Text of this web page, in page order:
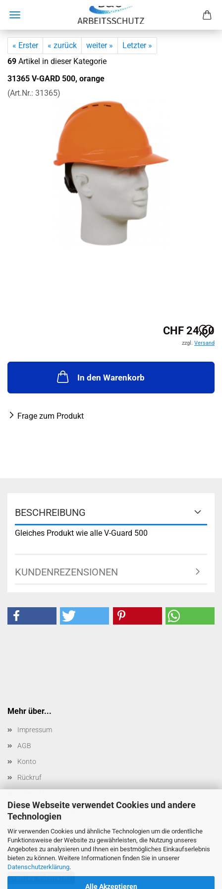
Diese Webseite verwendet Cookies und andere
Technologien
Wir verwenden Cookies und ähnliche Technologien um die ordentliche
Funktionsweise der Website zu gewährleisten, die Nutzung unseres
Angebotes zu analysieren und Ihnen ein bestmögliches Einkaufserlebnis
bieten zu können. Weitere Informationen finden Sie in unserer
Datenschutzerklärung.
Alle Akzeptieren
« Erster « zurück weiter »
Letzter »
69 Artikel in dieser Kategorie
31365 V-​GARD 500, oran­ge
(Art.Nr.: 31365)
CHF 24,60
zzgl. Versand
In den Warenkorb
Frage zum Produkt
BESCHREIBUNG
Gleiches Produkt wie alle V-Guard 500
KUNDENREZENSIONEN
Mehr über...
Impressum
AGB
Konto
Rückruf
Cookie Einstellungen
Vertrag widerrufen